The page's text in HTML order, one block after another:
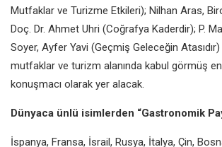
Mutfaklar ve Turizme Etkileri); Nilhan Aras,
Doç. Dr. Ahmet Uhri (Coğrafya Kaderdir); P.
Soyer, Ayfer Yavi (Geçmiş Geleceğin
mutfaklar ve turizm alanında kabul görmüş
konuşmacı olarak yer alacak.
Dünyaca ünlü isimlerden “Gastronomik
İspanya, Fransa, İsrail, Rusya, İtalya, Çin,